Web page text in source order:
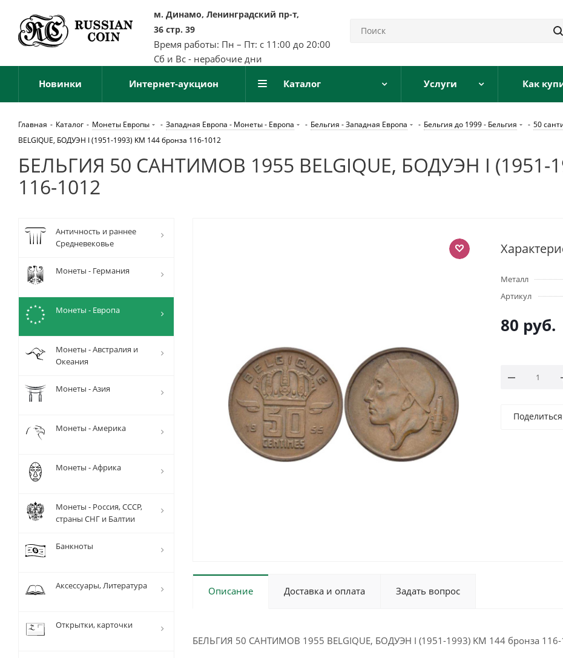
м. Динамо, Ленинградский пр-т,
36 стр. 39
Время работы: Пн – Пт: с 11:00 до 20:00
Сб и Вс - нерабочие дни
Новинки Интернет-аукцион Каталог Услуги Как
Главная - Каталог - Монеты Европы - Западная Европа - Монеты - Европа - Бельгия - Западная Европа - Бельгия до 1999 - Бельгия - 50
BELGIQUE, БОДУЭН I (1951-1993) KM 144 бронза 116-1012
БЕЛЬГИЯ 50 САНТИМОВ 1955 BELGIQUE, БОДУЭН I (1951-
116-1012
Металл
Артикул
80 руб.
Поделиться
Описание Доставка и оплата Задать вопрос
БЕЛЬГИЯ 50 САНТИМОВ 1955 BELGIQUE, БОДУЭН I (1951-1993) KM 144 бронза
Античность и раннее
Средневековье
Монеты - Германия
Монеты - Европа
Монеты - Австралия и
Океания
Монеты - Азия
Монеты - Америка
Монеты - Африка
Монеты - Россия, СССР,
страны СНГ и Балтии
Банкноты
Аксессуары, Литература
Открытки, карточки